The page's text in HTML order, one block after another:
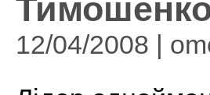
12/04/2008 |